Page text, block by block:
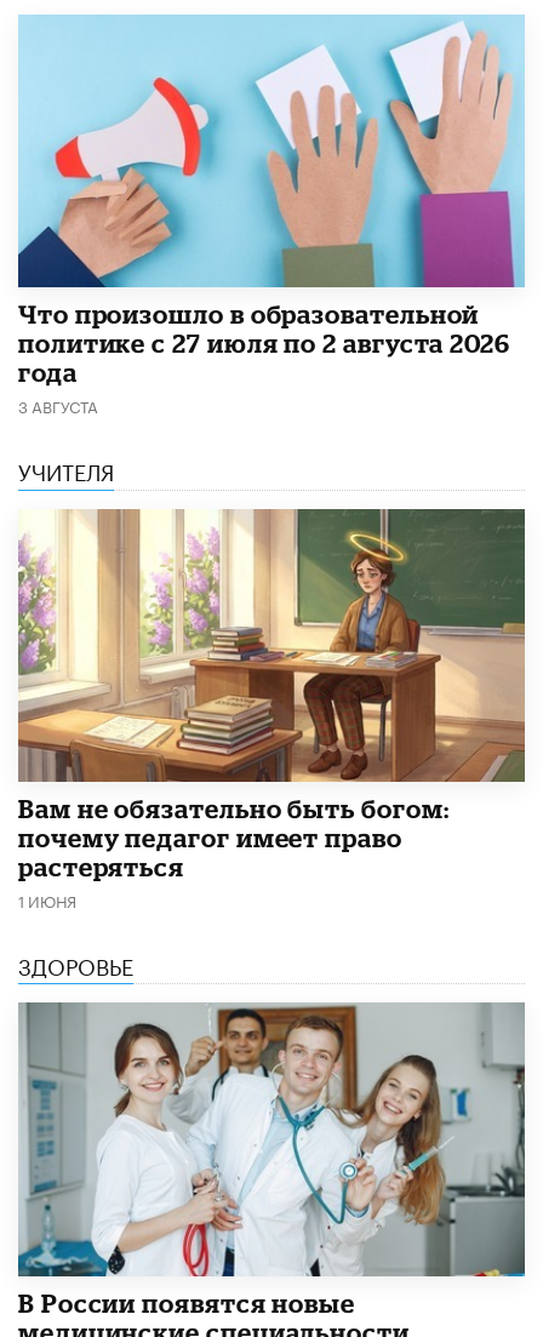
​Что произошло в образовательной
политике с 27 июля по 2 августа 2026
года
3 АВГУСТА
УЧИТЕЛЯ
​Вам не обязательно быть богом:
почему педагог имеет право
растеряться
1 ИЮНЯ
ЗДОРОВЬЕ
В России появятся новые